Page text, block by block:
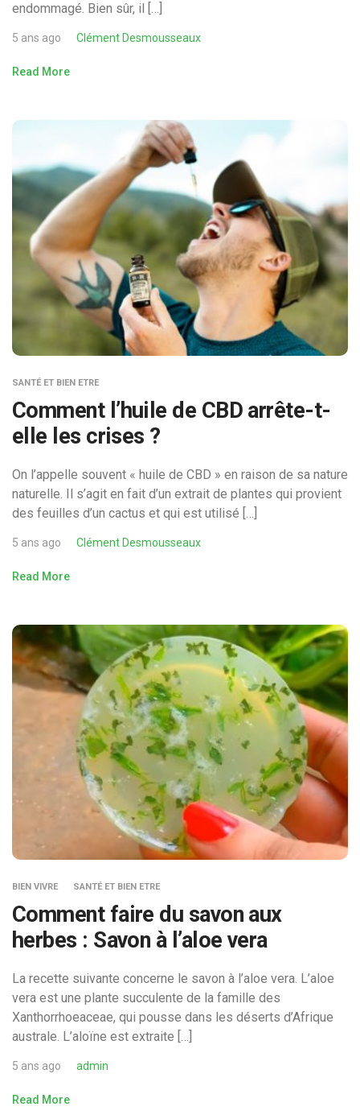
endommagé. Bien sûr, il […]
5 ans ago Clément Desmousseaux
Read More
SANTÉ ET BIEN ETRE
Comment l’huile de CBD arrête-t-
elle les crises ?
On l’appelle souvent « huile de CBD » en raison de sa nature
naturelle. Il s’agit en fait d’un extrait de plantes qui provient
des feuilles d’un cactus et qui est utilisé […]
5 ans ago Clément Desmousseaux
Read More
BIEN VIVRE SANTÉ ET BIEN ETRE
Comment faire du savon aux
herbes : Savon à l’aloe vera
La recette suivante concerne le savon à l’aloe vera. L’aloe
vera est une plante succulente de la famille des
Xanthorrhoeaceae, qui pousse dans les déserts d’Afrique
australe. L’aloïne est extraite […]
5 ans ago admin
Read More